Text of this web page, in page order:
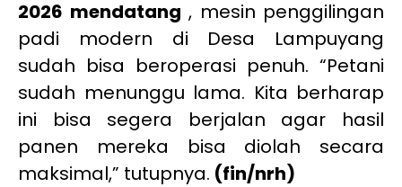
2026 mendatang , mesin penggilingan
padi modern di Desa Lampuyang
sudah bisa beroperasi penuh. “Petani
sudah menunggu lama. Kita berharap
ini bisa segera berjalan agar hasil
panen mereka bisa diolah secara
maksimal,” tutupnya. (fin/nrh)